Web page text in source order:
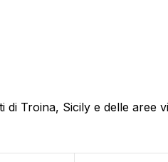
Troina, Sicily e delle aree